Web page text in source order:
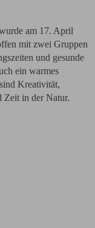
am 17. April
mit zwei Gruppen
und gesunde
ein warmes
Kreativität,
Zeit in der Natur.